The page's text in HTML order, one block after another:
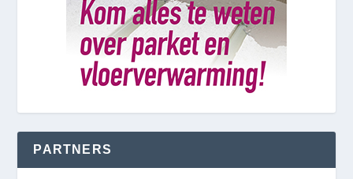
PARTNERS